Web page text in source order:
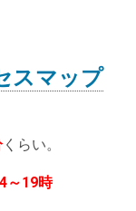
スマップ
くらい。
～19時